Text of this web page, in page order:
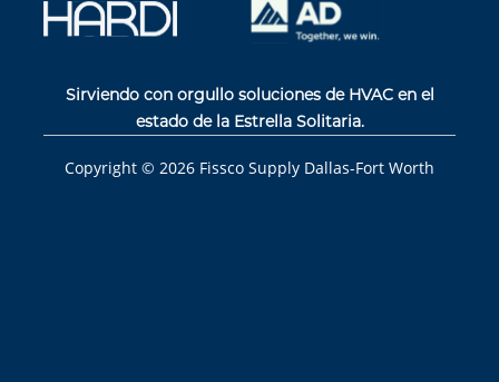
Sirviendo con orgullo soluciones de HVAC en el
estado de la Estrella Solitaria.
Copyright © 2026 Fissco Supply Dallas-Fort Worth